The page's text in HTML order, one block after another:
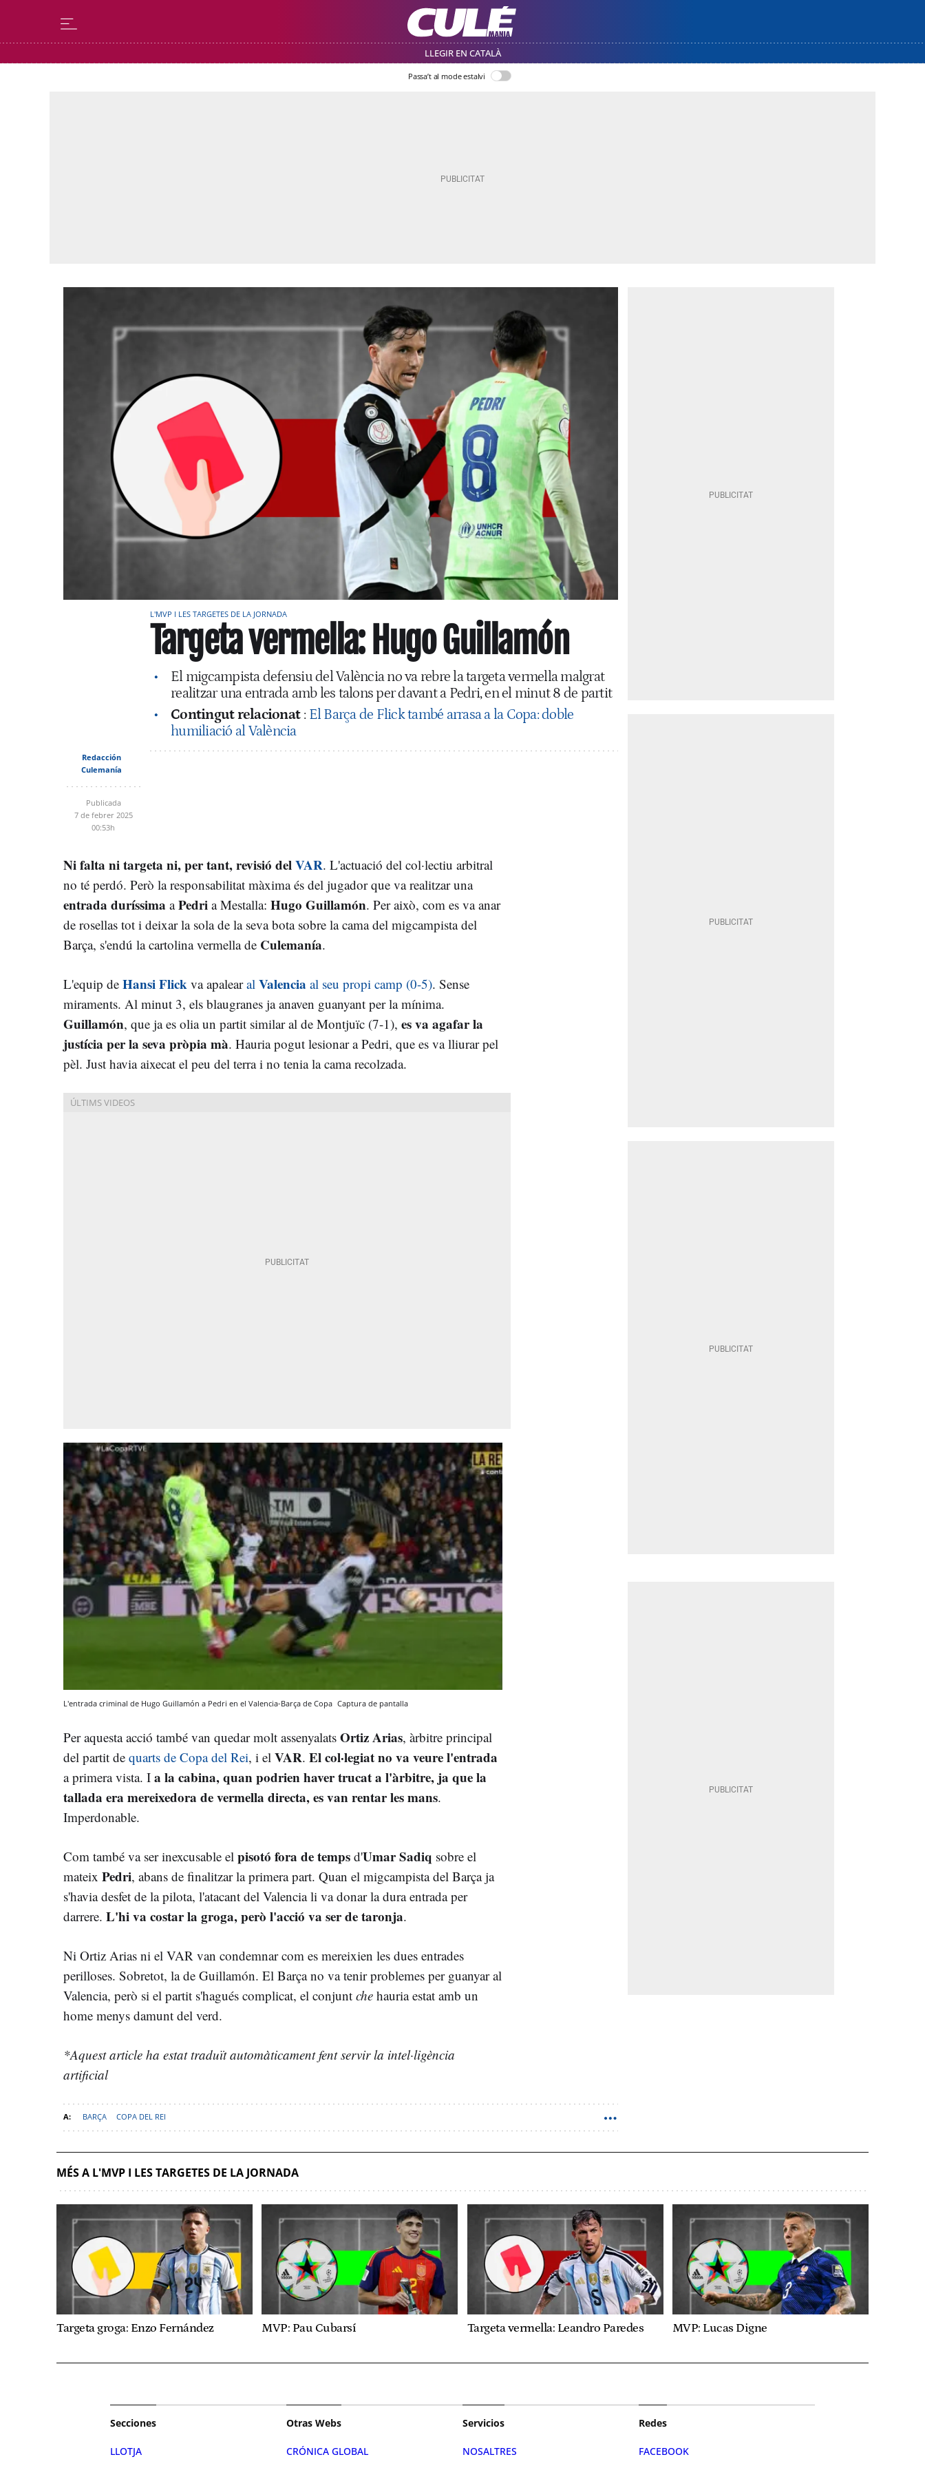
LLEGIR EN CATALÀ
Passa’t al mode estalvi
L'MVP I LES TARGETES DE LA JORNADA
Targeta vermella: Hugo Guillamón
El migcampista defensiu del València no va rebre la targeta vermella malgrat
realitzar una entrada amb les talons per davant a Pedri, en el minut 8 de partit
Contingut relacionat : El Barça de Flick també arrasa a la Copa: doble
humiliació al València
Redacción
Culemanía
Publicada
7 de febrer 2025
00:53h
Ni falta ni targeta ni, per tant, revisió delVAR. L'actuació del col·lectiu arbitral
no té perdó. Però la responsabilitat màxima és del jugador que va realitzar una
entrada duríssima aPedri a Mestalla: Hugo Guillamón. Per això, com es va anar
de rosellas tot i deixar la sola de la seva bota sobre la cama del migcampista del
Barça, s'endú la cartolina vermella de Culemanía.
L'equip de Hansi Flick va apalearal Valencia al seu propi camp (0-5). Sense
miraments. Al minut 3, els blaugranes ja anaven guanyant per la mínima.
Guillamón, que ja es olia un partit similar al de Montjuïc (7-1), es va agafar la
justícia per la seva pròpia mà. Hauria pogut lesionar a Pedri, que es va lliurar pel
pèl. Just havia aixecat el peu del terra i no tenia la cama recolzada.
L'entrada criminal de Hugo Guillamón a Pedri en el Valencia-Barça de Copa Captura de pantalla
Per aquesta acció també van quedar molt assenyalats Ortiz Arias, àrbitre principal
del partit de quarts de Copa del Rei, i el VAR. El col·legiat no va veure l'entrada
a primera vista. I a la cabina, quan podrien haver trucat a l'àrbitre, ja que la
tallada era mereixedora de vermella directa, es van rentar les mans.
Imperdonable.
Com també va ser inexcusable el pisotó fora de temps d'Umar Sadiq sobre el
mateix Pedri, abans de finalitzar la primera part. Quan el migcampista del Barça ja
s'havia desfet de la pilota, l'atacant del Valencia li va donar la dura entrada per
darrere. L'hi va costar la groga, però l'acció va ser de taronja.
Ni Ortiz Arias ni el VAR van condemnar com es mereixien les dues entrades
perilloses. Sobretot, la de Guillamón. El Barça no va tenir problemes per guanyar al
Valencia, però si el partit s'hagués complicat, el conjunt che hauria estat amb un
home menys damunt del verd.
*Aquest article ha estat traduït automàticament fent servir la intel·ligència
artificial
BARÇA COPA DEL REI
MÉS A L'MVP I LES TARGETES DE LA JORNADA
Targeta groga: Enzo Fernández MVP: Pau Cubarsí Targeta vermella: Leandro Paredes MVP: Lucas Digne
Secciones
LLOTJA
Otras Webs
CRÓNICA GLOBAL
Servicios
NOSALTRES
Redes
FACEBOOK